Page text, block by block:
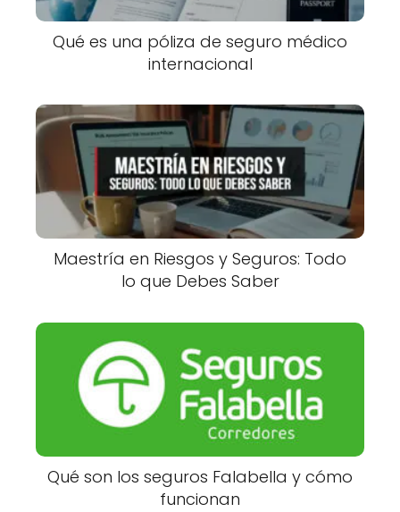
Qué es una póliza de seguro médico
internacional
Maestría en Riesgos y Seguros: Todo
lo que Debes Saber
Qué son los seguros Falabella y cómo
funcionan